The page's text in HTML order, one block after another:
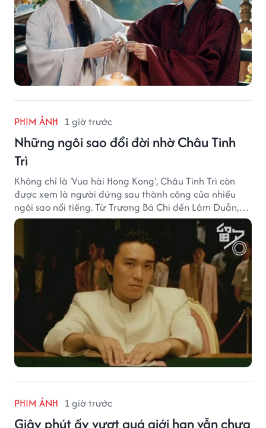
PHIM ẢNH 1 giờ trước
Những ngôi sao đổi đời nhờ Châu Tinh
Trì
Không chỉ là 'Vua hài Hong Kong', Châu Tinh Trì còn
được xem là người đứng sau thành công của nhiều
ngôi sao nổi tiếng. Từ Trương Bá Chi đến Lâm Duẫn,
không ít diễn viên đã bước sang trang mới trong sự
nghiệp nhờ cơ hội từ Châu Tinh Trì.
PHIM ẢNH 1 giờ trước
Giây phút ấy vượt quá giới hạn vẫn chưa